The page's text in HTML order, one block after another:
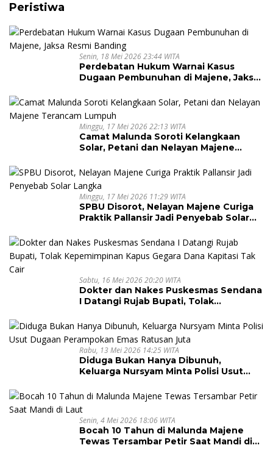
Peristiwa
Senin, 18 Mei 2026 23:44 WITA
Perdebatan Hukum Warnai Kasus
Dugaan Pembunuhan di Majene, Jaksa
Minggu, 17 Mei 2026 22:13 WITA
Camat Malunda Soroti Kelangkaan
Solar, Petani dan Nelayan Majene
Minggu, 17 Mei 2026 11:29 WITA
SPBU Disorot, Nelayan Majene Curiga
Praktik Pallansir Jadi Penyebab Solar
Sabtu, 16 Mei 2026 20:20 WITA
Dokter dan Nakes Puskesmas Sendana
I Datangi Rujab Bupati, Tolak
Kapitasi Tak Cair
Rabu, 13 Mei 2026 14:25 WITA
Diduga Bukan Hanya Dibunuh,
Keluarga Nursyam Minta Polisi Usut
Juta
Senin, 4 Mei 2026 18:06 WITA
Bocah 10 Tahun di Malunda Majene
Tewas Tersambar Petir Saat Mandi di